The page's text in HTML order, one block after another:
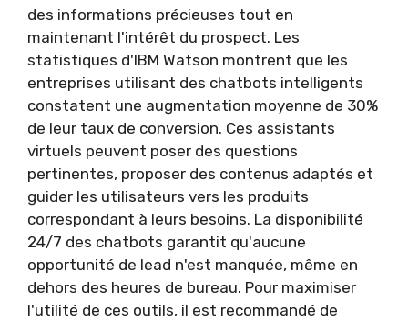
des informations précieuses tout en
maintenant l'intérêt du prospect. Les
statistiques d'IBM Watson montrent que les
entreprises utilisant des chatbots intelligents
constatent une augmentation moyenne de 30%
de leur taux de conversion. Ces assistants
virtuels peuvent poser des questions
pertinentes, proposer des contenus adaptés et
guider les utilisateurs vers les produits
correspondant à leurs besoins. La disponibilité
24/7 des chatbots garantit qu'aucune
opportunité de lead n'est manquée, même en
dehors des heures de bureau. Pour maximiser
l'utilité de ces outils, il est recommandé de